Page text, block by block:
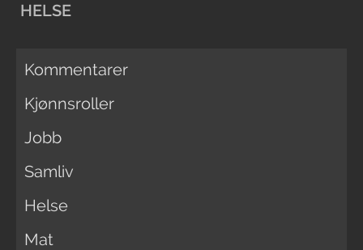
HELSE
Kommentarer
Kjønnsroller
Jobb
Samliv
Helse
Mat